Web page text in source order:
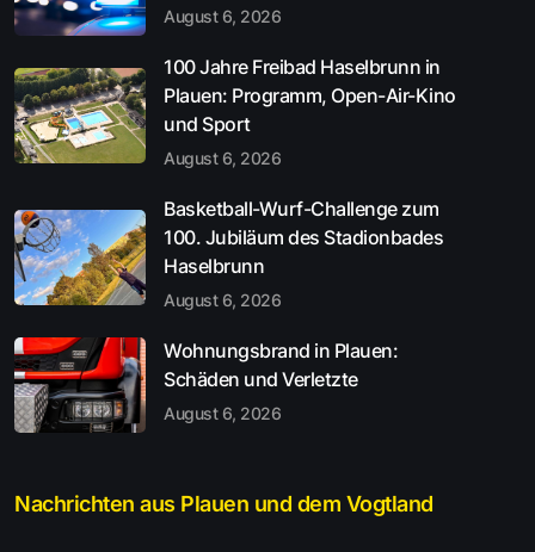
August 6, 2026
100 Jahre Freibad Haselbrunn in
Plauen: Programm, Open-Air-Kino
und Sport
August 6, 2026
Basketball-Wurf-Challenge zum
100. Jubiläum des Stadionbades
Haselbrunn
August 6, 2026
Wohnungsbrand in Plauen:
Schäden und Verletzte
August 6, 2026
Nachrichten aus Plauen und dem Vogtland